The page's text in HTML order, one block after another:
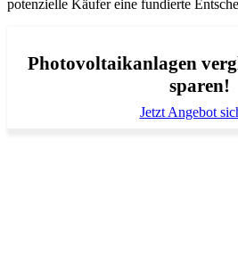
potenzielle Käufer eine fundierte
Photovoltaikanlagen
sparen!
Jetzt Angebot